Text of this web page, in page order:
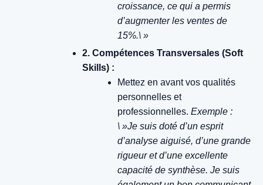
croissance, ce qui a permis
d’augmenter les ventes de
15%.\ »
2. Compétences Transversales (Soft
Skills) :
Mettez en avant vos qualités
personnelles et
professionnelles. Exemple :
\ »Je suis doté d’un esprit
d’analyse aiguisé, d’une grande
rigueur et d’une excellente
capacité de synthèse. Je suis